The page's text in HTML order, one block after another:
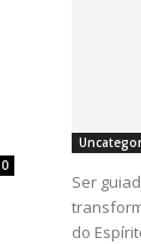
0
Ser
do